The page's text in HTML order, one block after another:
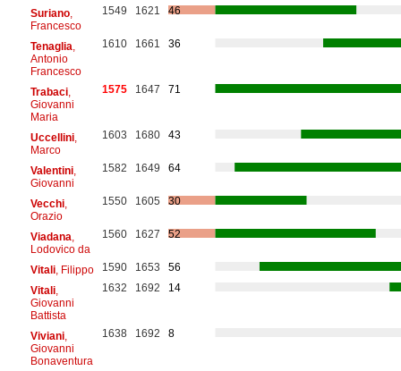
Suriano,
Francesco
1549 1621 46
Tenaglia
Antonio
Francesco
1610 1661 36
Trabaci,
Giovanni
Maria
1575 1647 71
Uccellini,
Marco
1603 1680 43
Valentini,
Giovanni
1582 1649 64
Vecchi,
Orazio
1550 1605 30
Viadana
Lodovico da
1560 1627 52
Vitali, Filippo 1590 1653
56
Vitali,
Giovanni
Battista
1632 1692 14
Viviani,
Giovanni
Bonaventura
1638 1692 8